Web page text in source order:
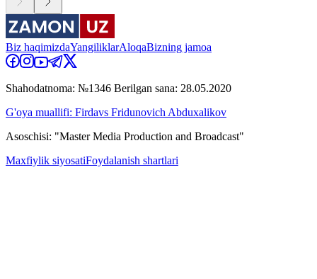
Biz haqimizdaYangiliklarAloqaBizning jamoa
Shahodatnoma: №1346 Berilgan sana: 28.05.2020
G'oya muallifi: Firdavs Fridunovich Abduxalikov
Asoschisi: "Master Media Production and Broadcast"
Maxfiylik siyosatiFoydalanish shartlari